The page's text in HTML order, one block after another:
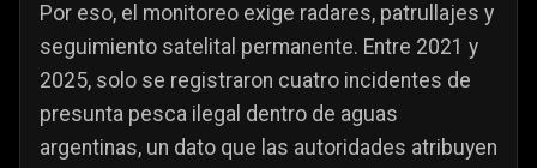
Por eso, el monitoreo exige radares, patrullajes y
seguimiento satelital permanente. Entre 2021 y
2025, solo se registraron cuatro incidentes de
presunta pesca ilegal dentro de aguas
argentinas, un dato que las autoridades atribuyen